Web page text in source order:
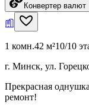
Конвертер валют
1 комн.42 м²10/10
г. Минск, ул.
Прекрасная
ремонт!